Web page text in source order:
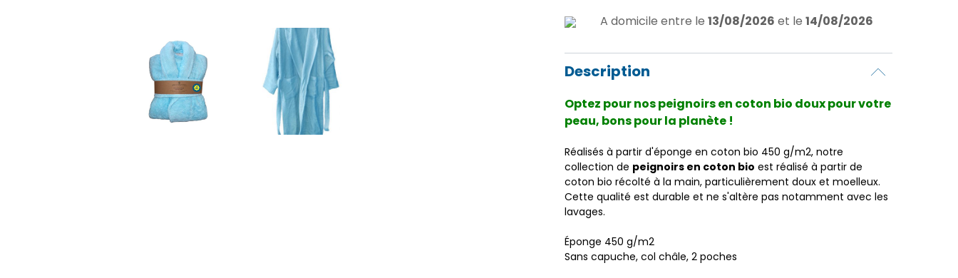
A domicile entre le 13/08/2026 et le 14/08/2026
Description
Optez pour nos peignoirs en coton bio doux pour votre
peau, bons pour la planète !
Réalisés à partir d'éponge en coton bio 450 g/m2, notre
collection de peignoirs en coton bio est réalisé à partir de
coton bio récolté à la main, particulièrement doux et moelleux.
Cette qualité est durable et ne s'altère pas notamment avec les
lavages.
Éponge 450 g/m2
Sans capuche, col châle, 2 poches